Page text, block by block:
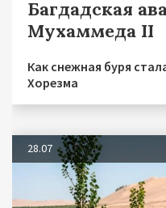
Багдадская
Мухаммеда II
Как снежная буря
Хорезма
28.07